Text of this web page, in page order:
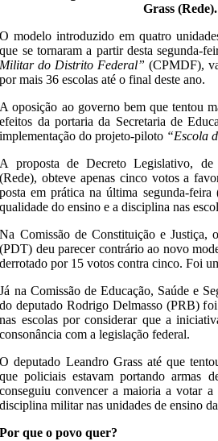
Grass (Rede).
O modelo introduzido em quatro
que se tornaram a partir desta segunda-
Militar do Distrito Federal” (CPMDF),
por mais 36 escolas até o final deste ano.
A oposição ao governo bem que tentou
efeitos da portaria da Secretaria de
implementação do projeto-piloto “Escola
A proposta de Decreto Legislativo,
(Rede), obteve apenas cinco votos a
posta em prática na última segunda-
qualidade do ensino e a disciplina nas
Na Comissão de Constituição e Justiça,
(PDT) deu parecer contrário ao novo
derrotado por 15 votos contra cinco. Foi
Já na Comissão de Educação, Saúde e
do deputado Rodrigo Delmasso (PRB)
nas escolas por considerar que a
consonância com a legislação federal.
O deputado Leandro Grass até que
que policiais estavam portando armas
conseguiu convencer a maioria a votar
disciplina militar nas unidades de ensino
Por que o povo quer?